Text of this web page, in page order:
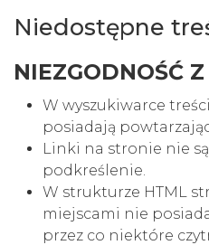
Niedostępne
NIEZGODNOŚĆ
W wyszukiwarce
posiadają
Linki na stronie nie
podkreślenie.
W strukturze HTML
miejscami nie
przez co niektóre